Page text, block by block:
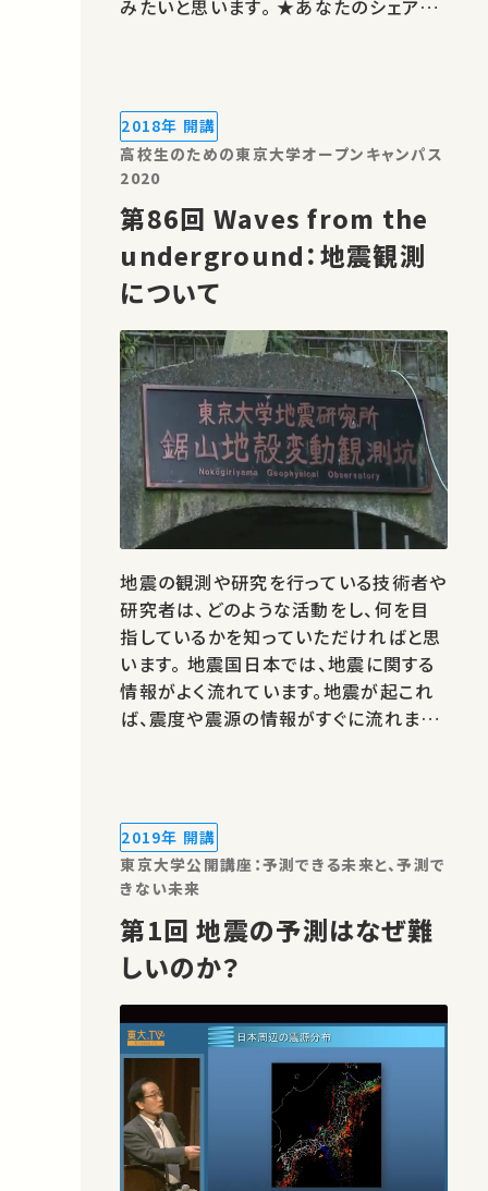
みたいと思います。 ★あなたのシェアが、
2018年 開講
高校生のための東京大学オープンキャンパス
2020
第86回 Waves from the
underground：地震観測
について
地震の観測や研究を行っている技術者や
研究者は、どのような活動をし、何を目
指しているかを知っていただければと思
います。 地震国日本では、地震に関する
情報がよく流れています。地震が起これ
ば、震度や震源の情報がすぐに流れます。
れます。このような情報のもととなる地震
の観測が、どのように行われてい…
2019年 開講
東京大学公開講座：予測できる未来と、予測で
きない未来
第1回 地震の予測はなぜ難
しいのか？